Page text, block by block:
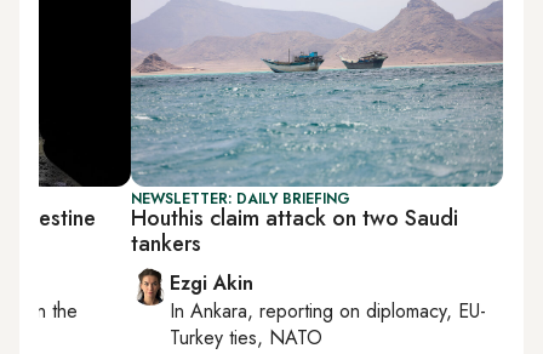
NEWSLETTER: DAILY BRIEFING
Houthis claim attack on two Saudi
tankers
Ezgi Akin
In Ankara, reporting on diplomacy, EU-
Turkey ties, NATO
on the